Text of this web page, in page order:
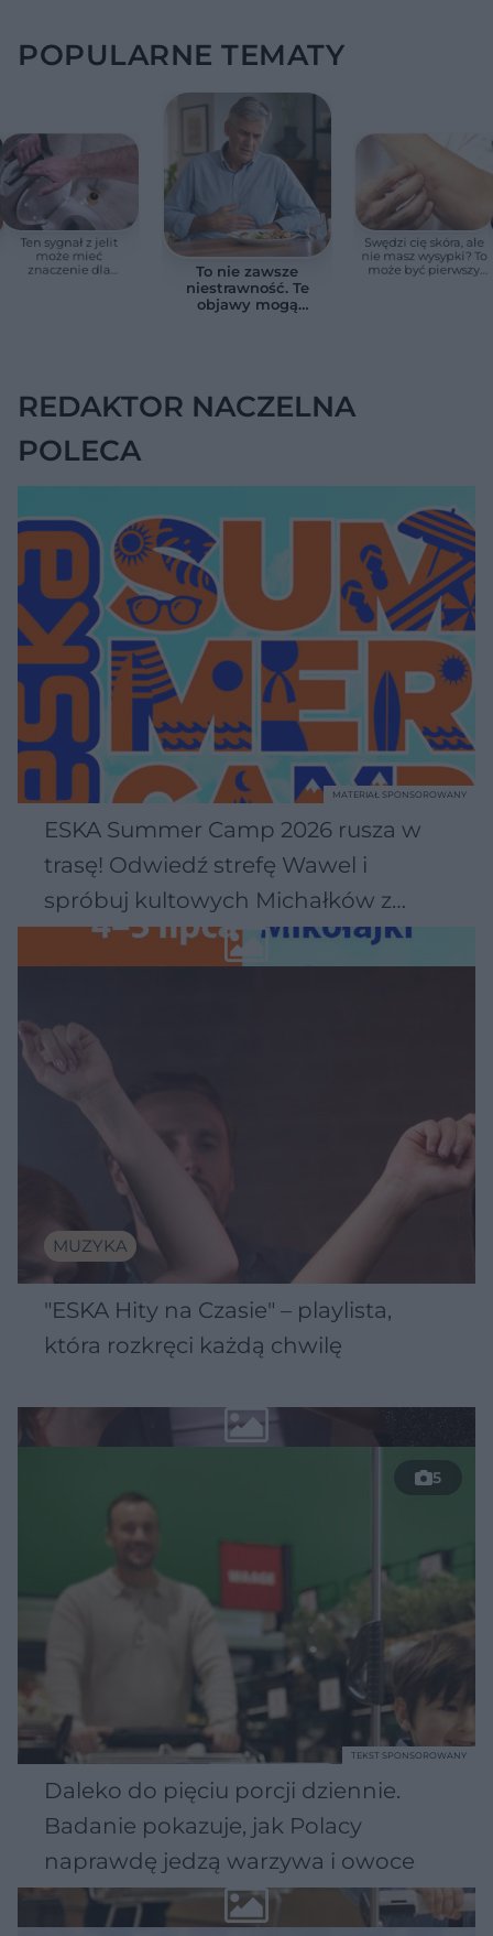
POPULARNE TEMATY
Ten sygnał z jelit
może mieć
znaczenie dla
To nie zawsze
niestrawność. Te
objawy mogą
Swędzi cię skóra, ale
nie masz wysypki? To
może być pierwszy
REDAKTOR NACZELNA
POLECA
ESKA Summer Camp 2026 rusza w
trasę! Odwiedź strefę Wawel i
spróbuj kultowych Michałków z
Wawelu
MATERIAŁ SPONSOROWANY
MUZYKA
"ESKA Hity na Czasie" – playlista,
która rozkręci każdą chwilę
5
Daleko do pięciu porcji dziennie.
Badanie pokazuje, jak Polacy
naprawdę jedzą warzywa i owoce
TEKST SPONSOROWANY